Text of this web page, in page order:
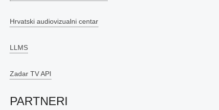
Hrvatski audiovizualni centar
LLMS
Zadar TV API
PARTNERI